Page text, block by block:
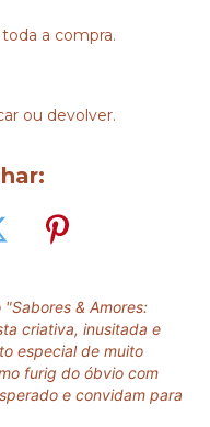
a compra.
ou devolver.
& Amores:
criativa, inusitada e
especial de muito
furig do óbvio com
e convidam para